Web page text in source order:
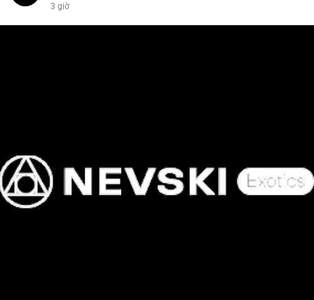
3 giờ